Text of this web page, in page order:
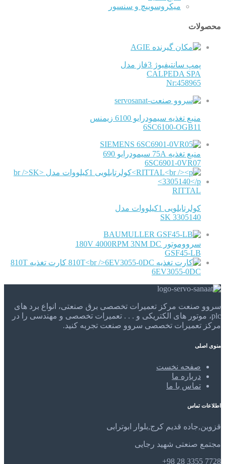
میکروسوییچ و سنسور
محصولات
AGIE
پمپ سانتیفیوژ 3فاز مدل
CALPEDA SPA
Nr:458965
منبع تغذیه سیمودرایو 6100 زیمنس
6SC6100-OGB11
SIEMENS
منبع تغذیه 75A سیمودرایو 690
6SC6901-0VR07
RITTAL
کولرتابلویی 1کیلووات مدل
SK 3305140
BAUMULLER
سرووموتور 180V 4000RPM 3NM DC
GSF45-LB
کارت تغذیه 810T
6EV3055-0DC
سروو صنعت مرکز تعمیرات تخصصی برق صنعتی، انواع برد های
plc، موتور های الکتریکی و . . . تعمیرات تخصصی و مهندسی را در
مرکز تعمیرات تخصصی سروو صنعت تجربه کنید.
منوی اصلی
صفحه نخست
درباره ما
تماس با ما
اطلاعات تماس
قزوین,جاده قدیم کرج,بلوار ابوترابی
مجتمع صنعتی شهید رجایی
7728 3355 28 98+